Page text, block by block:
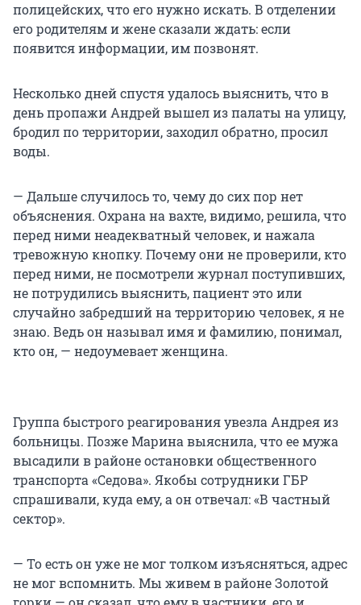
полицейских, что его нужно искать. В отделении
его родителям и жене сказали ждать: если
появится информации, им позвонят.
Несколько дней спустя удалось выяснить, что в
день пропажи Андрей вышел из палаты на улицу,
бродил по территории, заходил обратно, просил
воды.
— Дальше случилось то, чему до сих пор нет
объяснения. Охрана на вахте, видимо, решила, что
перед ними неадекватный человек, и нажала
тревожную кнопку. Почему они не проверили, кто
перед ними, не посмотрели журнал поступивших,
не потрудились выяснить, пациент это или
случайно забредший на территорию человек, я не
знаю. Ведь он называл имя и фамилию, понимал,
кто он, — недоумевает женщина.
Группа быстрого реагирования увезла Андрея из
больницы. Позже Марина выяснила, что ее мужа
высадили в районе остановки общественного
транспорта «Седова». Якобы сотрудники ГБР
спрашивали, куда ему, а он отвечал: «В частный
сектор».
— То есть он уже не мог толком изъясняться, адрес
не мог вспомнить. Мы живем в районе Золотой